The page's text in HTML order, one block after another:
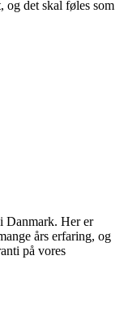
og det skal føles som
Danmark. Her er
års erfaring, og
på vores